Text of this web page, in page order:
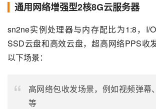
通用网络增强型2核8G云服务器
sn2ne实例处理器与内存配比为1:8，I/
SSD云盘和高效云盘，超高网络PPS收
以下场景：
高网络包收发场景，例如视频弹幕
等